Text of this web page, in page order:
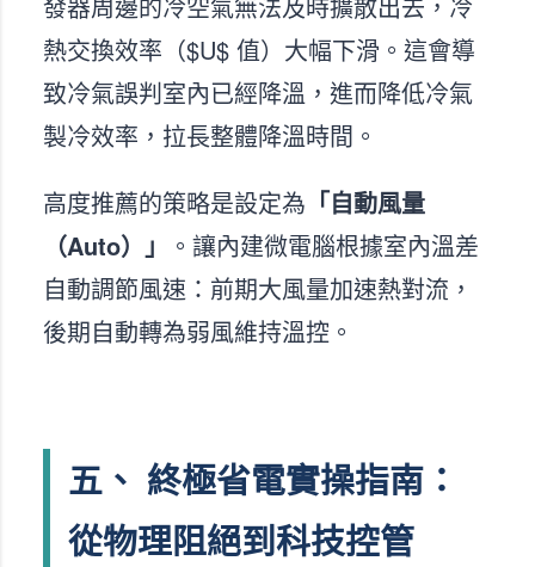
發器周邊的冷空氣無法及時擴散出去，冷
熱交換效率（$U$ 值）大幅下滑。這會導
致冷氣誤判室內已經降溫，進而降低冷氣
製冷效率，拉長整體降溫時間。
高度推薦的策略是設定為 「自動風量
（Auto）」
。讓內建微電腦根據室內溫差
自動調節風速：前期大風量加速熱對流，
後期自動轉為弱風維持溫控。
五、 終極省電實操指南：
從物理阻絕到科技控管